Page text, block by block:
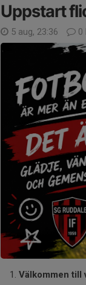
Uppstart
5 aug, 23:36 0
Välkommen till